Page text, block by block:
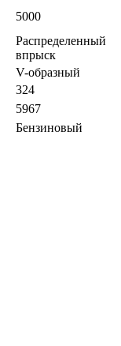
5000
Распределенный
впрыск
V-образный
324
5967
Бензиновый